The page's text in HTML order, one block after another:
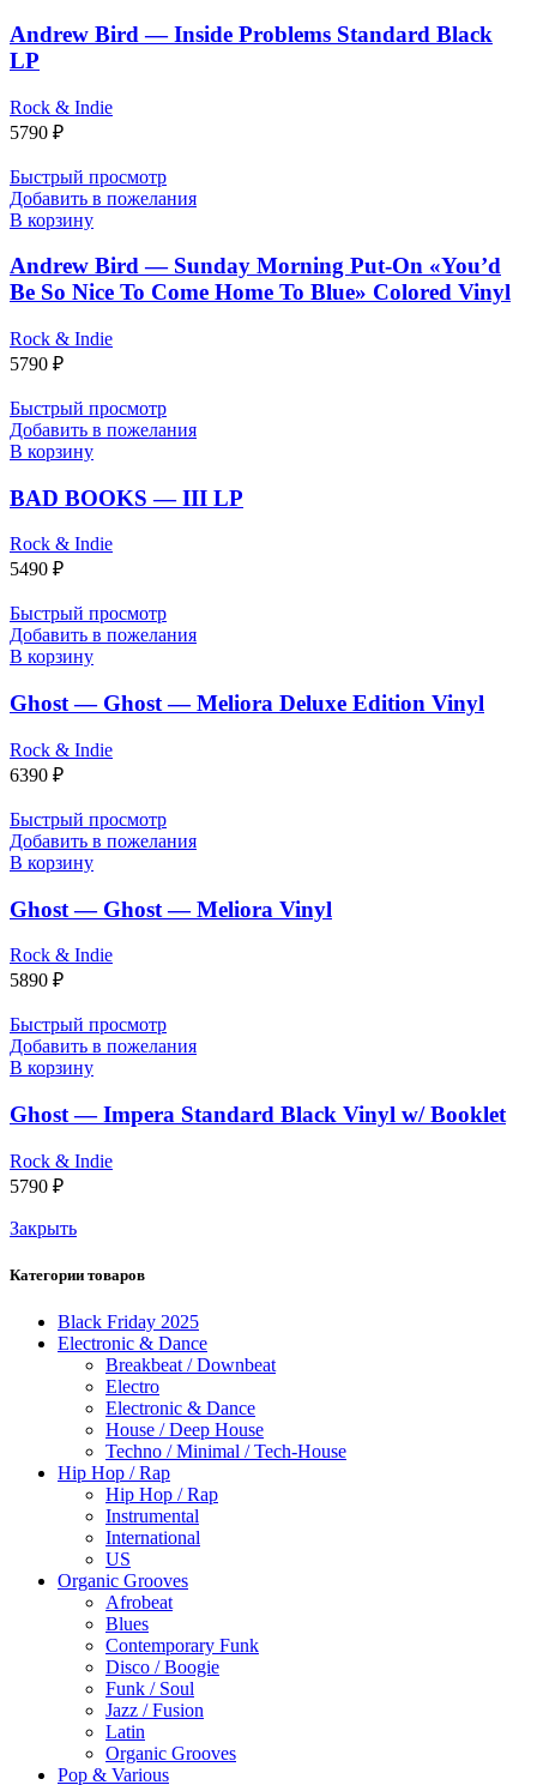
Andrew Bird — Inside Problems Standard Black
LP
Rock & Indie
5790 ₽
Быстрый просмотр
Добавить в пожелания
В корзину
Andrew Bird — Sunday Morning Put-On «You’d
Be So Nice To Come Home To Blue» Colored Vinyl
Rock & Indie
5790 ₽
Быстрый просмотр
Добавить в пожелания
В корзину
BAD BOOKS — III LP
Rock & Indie
5490 ₽
Быстрый просмотр
Добавить в пожелания
В корзину
Ghost — Ghost — Meliora Deluxe Edition Vinyl
Rock & Indie
6390 ₽
Быстрый просмотр
Добавить в пожелания
В корзину
Ghost — Ghost — Meliora Vinyl
Rock & Indie
5890 ₽
Быстрый просмотр
Добавить в пожелания
В корзину
Ghost — Impera Standard Black Vinyl w/ Booklet
Rock & Indie
5790 ₽
Закрыть
Категории товаров
Black Friday 2025
Electronic & Dance
Breakbeat / Downbeat
Electro
Electronic & Dance
House / Deep House
Techno / Minimal / Tech-House
Hip Hop / Rap
Hip Hop / Rap
Instrumental
International
US
Organic Grooves
Afrobeat
Blues
Contemporary Funk
Disco / Boogie
Funk / Soul
Jazz / Fusion
Latin
Organic Grooves
Pop & Various